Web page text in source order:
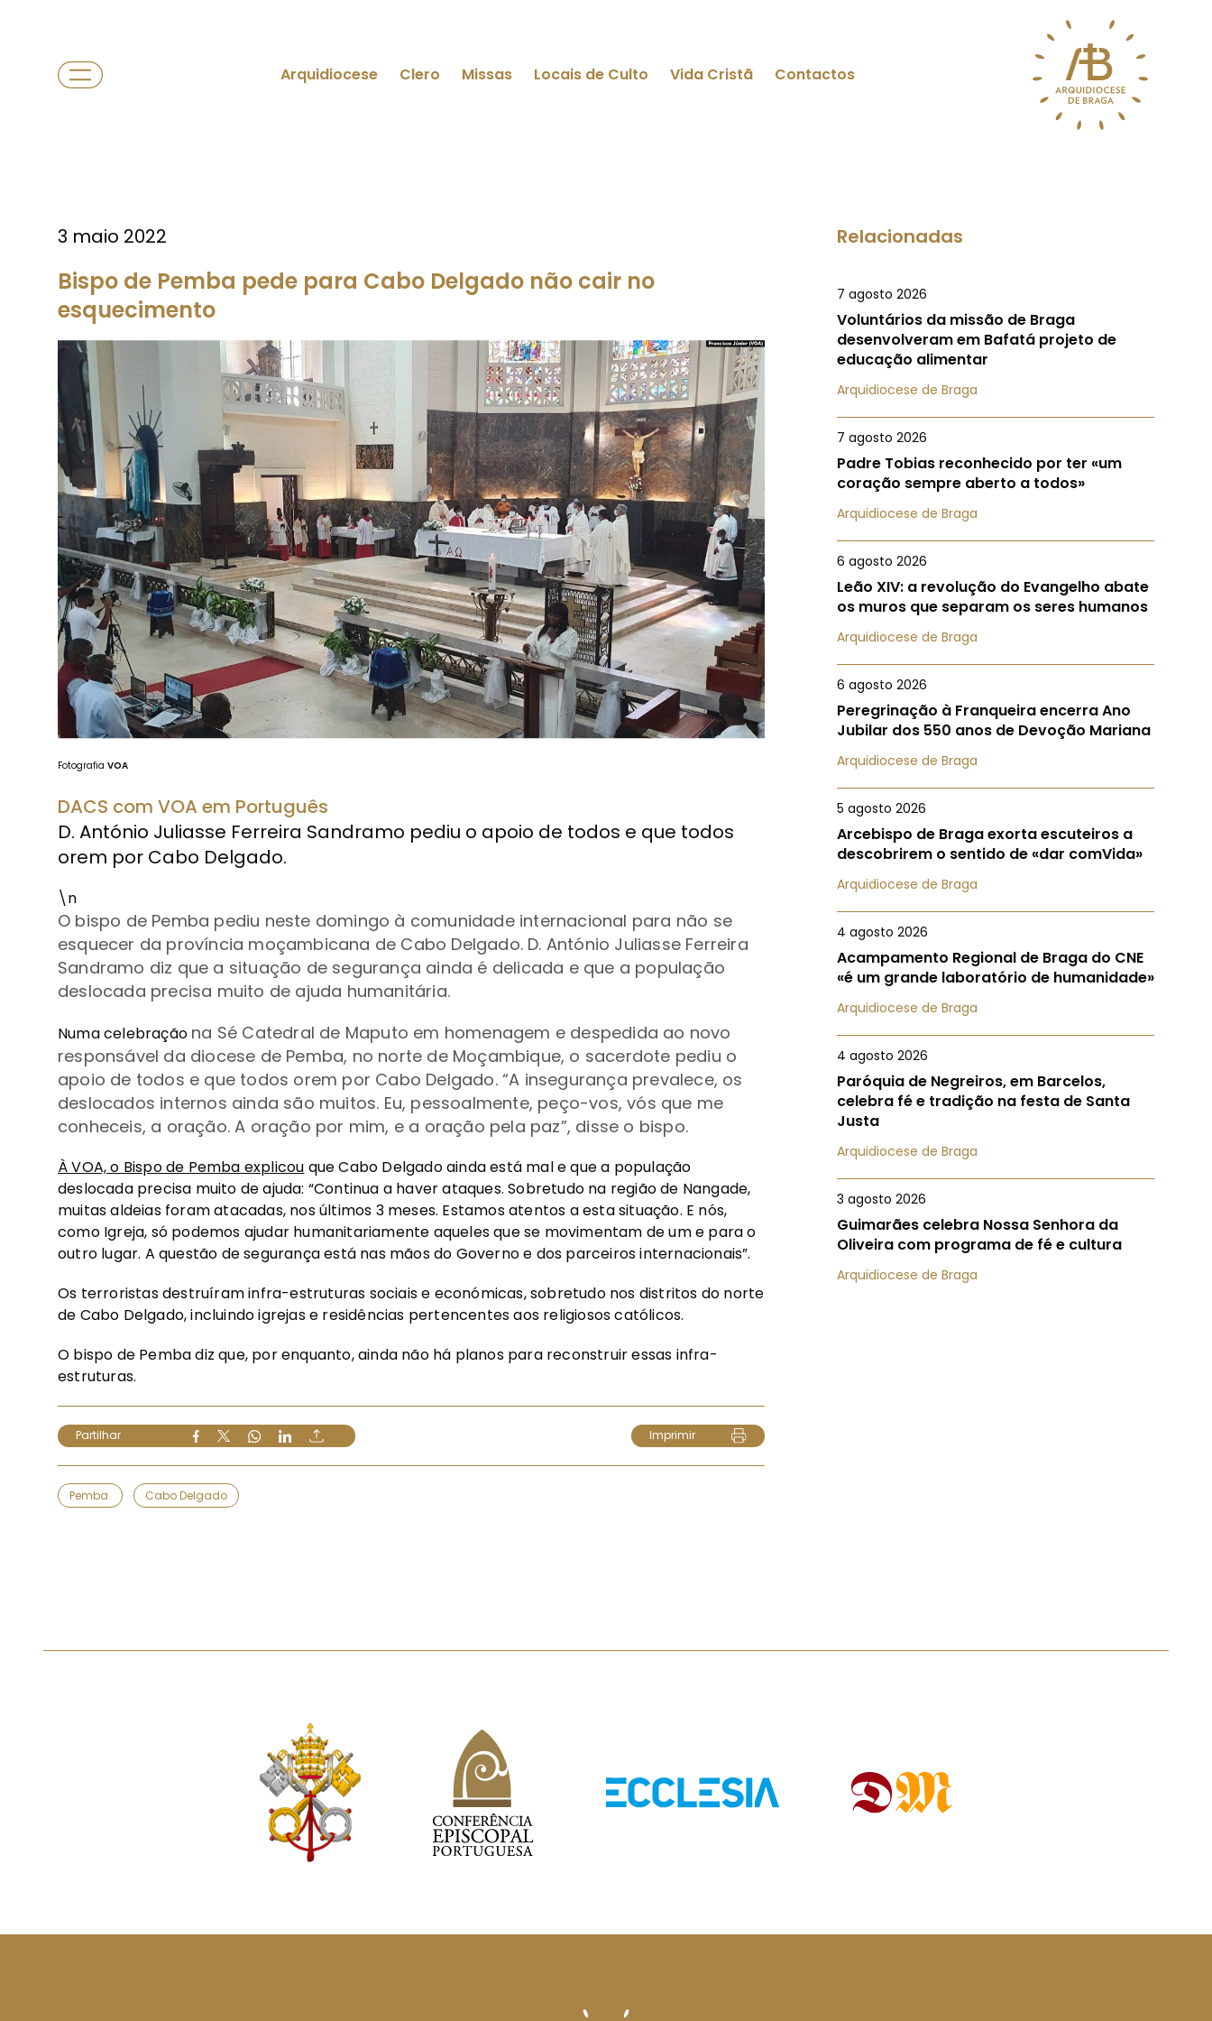
Arquidiocese Clero Missas Locais de Culto Vida Cristã Contactos
3 maio 2022
Bispo de Pemba pede para Cabo Delgado não cair no
esquecimento
Fotografia VOA
DACS com VOA em Português
D. António Juliasse Ferreira Sandramo pediu o apoio de todos e que todos
orem por Cabo Delgado.
\n
O bispo de Pemba pediu neste domingo à comunidade internacional para não se
esquecer da província moçambicana de Cabo Delgado. D. António Juliasse Ferreira
Sandramo diz que a situação de segurança ainda é delicada e que a população
deslocada precisa muito de ajuda humanitária.
Numa celebração na Sé Catedral de Maputo em homenagem e despedida ao novo
responsável da diocese de Pemba, no norte de Moçambique, o sacerdote pediu o
apoio de todos e que todos orem por Cabo Delgado.“A insegurança prevalece, os
deslocados internos ainda são muitos. Eu, pessoalmente, peço-vos, vós que me
conheceis, a oração. A oração por mim, e a oração pela paz”, disse o bispo.
À VOA, o Bispo de Pemba explicou que Cabo Delgado ainda está mal e que a população
deslocada precisa muito de ajuda: “Continua a haver ataques. Sobretudo na região de Nangade,
muitas aldeias foram atacadas, nos últimos 3 meses. Estamos atentos a esta situação. E nós,
como Igreja, só podemos ajudar humanitariamente aqueles que se movimentam de um e para o
outro lugar. A questão de segurança está nas mãos do Governo e dos parceiros internacionais”.
Os terroristas destruíram infra-estruturas sociais e económicas, sobretudo nos distritos do norte
de Cabo Delgado, incluindo igrejas e residências pertencentes aos religiosos católicos.
O bispo de Pemba diz que, por enquanto, ainda não há planos para reconstruir essas infra-
estruturas.
Partilhar Imprimir
Pemba Cabo Delgado
Relacionadas
7 agosto 2026
Voluntários da missão de Braga
desenvolveram em Bafatá projeto de
educação alimentar
Arquidiocese de Braga
7 agosto 2026
Padre Tobias reconhecido por ter «um
coração sempre aberto a todos»
Arquidiocese de Braga
6 agosto 2026
Leão XIV: a revolução do Evangelho abate
os muros que separam os seres humanos
Arquidiocese de Braga
6 agosto 2026
Peregrinação à Franqueira encerra Ano
Jubilar dos 550 anos de Devoção Mariana
Arquidiocese de Braga
5 agosto 2026
Arcebispo de Braga exorta escuteiros a
descobrirem o sentido de «dar comVida»
Arquidiocese de Braga
4 agosto 2026
Acampamento Regional de Braga do CNE
«é um grande laboratório de humanidade»
Arquidiocese de Braga
4 agosto 2026
Paróquia de Negreiros, em Barcelos,
celebra fé e tradição na festa de Santa
Justa
Arquidiocese de Braga
3 agosto 2026
Guimarães celebra Nossa Senhora da
Oliveira com programa de fé e cultura
Arquidiocese de Braga